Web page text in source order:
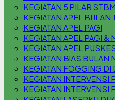
KEGIATAN 5 PILAR STBM
KEGIATAN APEL BULAN
KEGIATAN APEL PAGI
KEGIATAN APEL PAGI &
KEGIATAN APEL
KEGIATAN BIAS BULAN
KEGIATAN FOGGING DI
KEGIATAN INTERVENSI
KEGIATAN INTERVENSI